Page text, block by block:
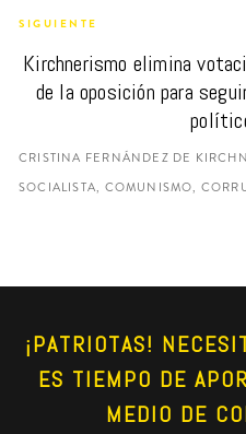
SIGUIENTE
Kirchnerismo elimina
de la oposición para
CRISTINA FERNÁNDEZ DE
SOCIALISTA, COMUNISMO,
¡PATRIOTAS!
ES TIEMPO DE
MEDIO DE